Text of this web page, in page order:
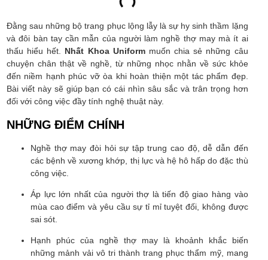
Đằng sau những bộ trang phục lộng lẫy là sự hy sinh thầm lặng
và đôi bàn tay cần mẫn của người làm nghề thợ may mà ít ai
thấu hiểu hết.
Nhất Khoa Uniformmuốn chia sẻ những câu
chuyện chân thật về nghề, từ những nhọc nhằn về sức khỏe
đến niềm hạnh phúc vỡ òa khi hoàn thiện một tác phẩm đẹp.
Bài viết này sẽ giúp bạn có cái nhìn sâu sắc và trân trọng hơn
đối với công việc đầy tính nghệ thuật này.
NHỮNG ĐIỂM CHÍNH
Nghề thợ may đòi hỏi sự tập trung cao độ, dễ dẫn đến
các bệnh về xương khớp, thị lực và hệ hô hấp do đặc thù
công việc.
Áp lực lớn nhất của người thợ là tiến độ giao hàng vào
mùa cao điểm và yêu cầu sự tỉ mỉ tuyệt đối, không được
sai sót.
Hạnh phúc của nghề thợ may là khoảnh khắc biến
những mảnh vải vô tri thành trang phục thẩm mỹ, mang